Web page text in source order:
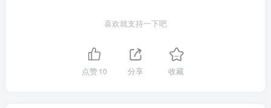
喜欢就支持一下吧
点赞10 分享 收藏